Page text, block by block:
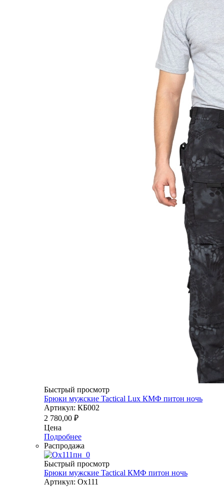
Быстрый просмотр
Брюки мужские Tactical Lux КМФ питон ночь
Артикул: КБ002
2 780,00 ₽
Цена
Подробнее
Распродажа
Быстрый просмотр
Брюки мужские Tactical КМФ питон ночь
Артикул: Ох111